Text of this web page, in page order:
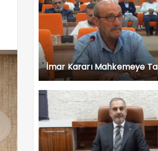
İmar Kararı Mahkemeye